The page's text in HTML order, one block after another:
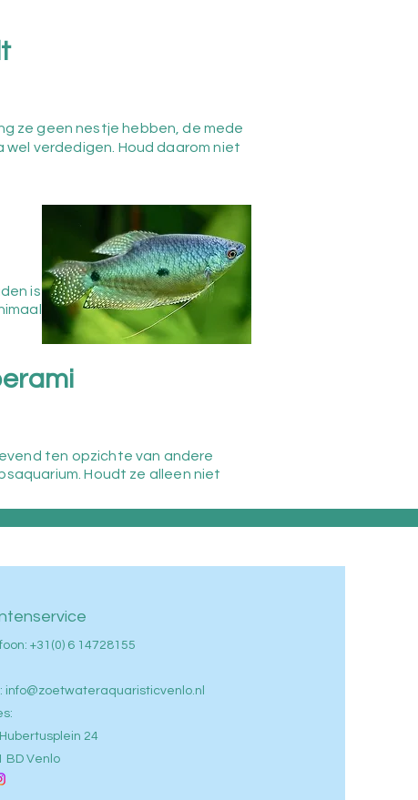
ze geen nestje hebben, de mede
verdedigen. Houd daarom niet
is
ten opzichte van andere
Houdt ze alleen niet
+31(0) 6 14728155
info@zoetwateraquaristicvenlo.nl
24
BD Venlo